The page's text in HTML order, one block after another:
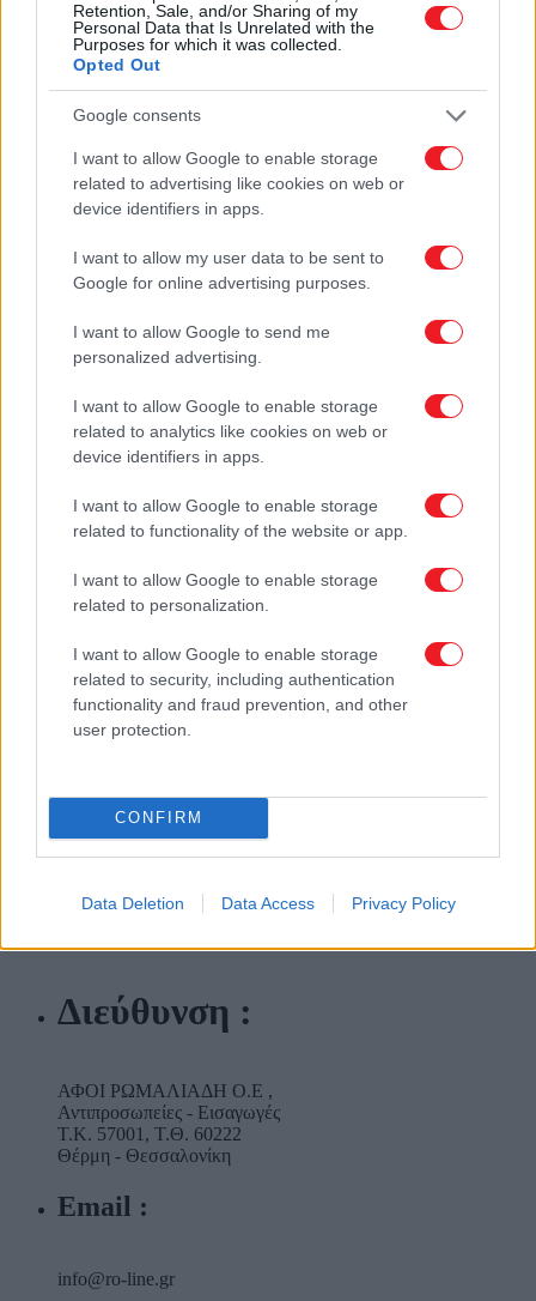
Retention, Sale, and/or Sharing of my
Personal Data that Is Unrelated with the
Purposes for which it was collected.
Opted Out
Google consents
I want to allow Google to enable storage
related to advertising like cookies on web or
device identifiers in apps.
I want to allow my user data to be sent to
Google for online advertising purposes.
I want to allow Google to send me
personalized advertising.
I want to allow Google to enable storage
related to analytics like cookies on web or
device identifiers in apps.
I want to allow Google to enable storage
related to functionality of the website or app.
I want to allow Google to enable storage
related to personalization.
I want to allow Google to enable storage
related to security, including authentication
functionality and fraud prevention, and other
user protection.
CONFIRM
Data Deletion Data Access Privacy Policy
Γωνίες - Στηρίγματα
Κουδούνια
Γραμματοκιβώτια
Κλειδοθήκες
Ενδείξεις - Διακοσμητικά
Αριθμοί
Διακοσμητικά
Πόδια Επίπλων
ΝΕΑ ΠΡΟΪΟΝΤΑ
ΓΙΝΕ ΣΥΝΕΡΓΑΤΗΣ
ΕΠΙΚΟΙΝΩΝΙΑ
ΕΠΙΚΟΙΝΩΝΙΑ
Διεύθυνση :
ΑΦΟΙ ΡΩΜΑΛΙΑΔΗ Ο.Ε ,
Αντιπροσωπείες - Εισαγωγές
T.K. 57001, T.Θ. 60222
Θέρμη - Θεσσαλονίκη
Email :
info@ro-line.gr